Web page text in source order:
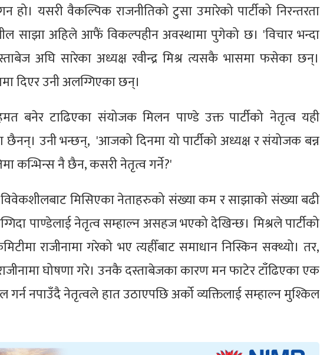
हो। यसरी वैकल्पिक राजनीतिको टुसा उमारेको पार्टीको निरन्तरता
साझा अहिले आफैं विकल्पहीन अवस्थामा पुगेको छ। 'विचार भन्दा
अघि सारेका अध्यक्ष रवीन्द्र मिश्र त्यसकै भासमा फसेका छन्।
दिएर उनी अलग्गिएका छन्।
बनेर टाढिएका संयोजक मिलन पाण्डे उक्त पार्टीको नेतृत्व यही
छैनन्। उनी भन्छन्, 'आजको दिनमा यो पार्टीको अध्यक्ष र संयोजक बन्न
कन्भिन्स नै छैन, कसरी नेतृत्व गर्ने?'
विवेकशीलबाट मिसिएका नेताहरुको संख्या कम र साझाको संख्या बढी
पाण्डेलाई नेतृत्व सम्हाल्न असहज भएको देखिन्छ। मिश्रले पार्टीको
राजीनामा गरेको भए त्यहीँबाट समाधान निस्किन सक्थ्यो। तर,
घोषणा गरे। उनकै दस्ताबेजका कारण मन फाटेर टाँढिएका एक
नपाउँदै नेतृत्वले हात उठाएपछि अर्को व्यक्तिलाई सम्हाल्न मुश्किल